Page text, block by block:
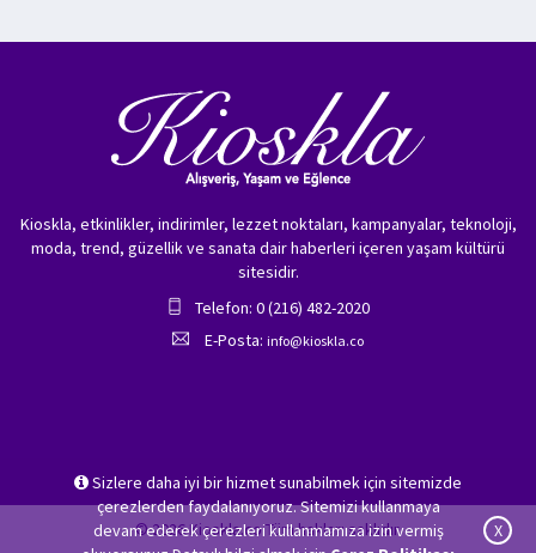
Sizlere daha iyi bir hizmet sunabilmek için sitemizde
çerezlerden faydalanıyoruz. Sitemizi kullanmaya
devam ederek çerezleri kullanmamıza izin vermiş
X
Kioskla, etkinlikler, indirimler, lezzet noktaları, kampanyalar, teknoloji,
moda, trend, güzellik ve sanata dair haberleri içeren yaşam kültürü
sitesidir.
Telefon: 0 (216) 482-2020
E-Posta: info@kioskla.co
© 2026 Kioskla.co Tüm hakları saklıdır.